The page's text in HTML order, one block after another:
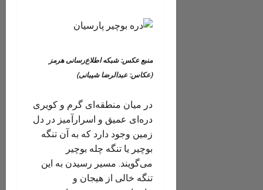
منبع عکس: شبکه اطلاع‌رسانی هرمز
(عکاس: عبدالرضا شیبانی)
در میان منطقه‌ای گرم و کویری
دره‌ای عمیق و اسرارآمیز در دل
زمین وجود دارد که به آن تنگه
بوچیر یا تنگه چله بوچیر
می‌گویند. مسیر رسیدن به این
تنگه خالی از هیجان و